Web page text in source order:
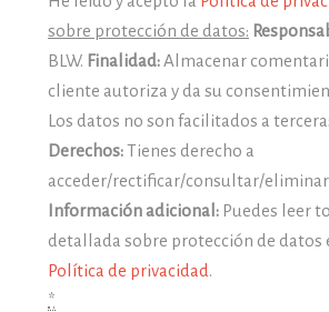
sobre protección de datos:
BLW. Finalidad:Almacenar
cliente autoriza y da su
Los datos no son facilitados a
Derechos:Tienes derecho a
acceder/rectificar/consultar/
Información adicional: Puedes leer
detallada sobre protección de datos
Política de privacidad.
*